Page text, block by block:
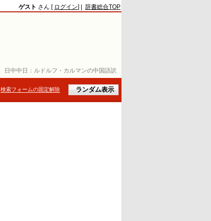
日中中日： ルドルフ・カルマンの中国語訳
ゲスト さん [ ログイン] | 辞書総合TOP
検索フォームの固定解除